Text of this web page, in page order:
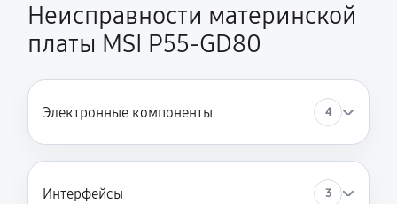
Неисправности материнской
платы MSI P55-GD80
Электронные компоненты 4
Интерфейсы 3